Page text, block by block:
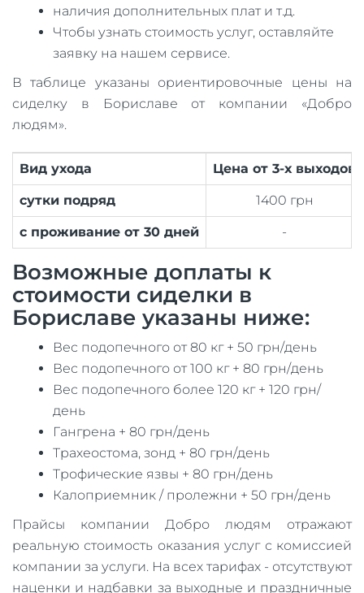
наличия дополнительных плат и т.д.
Чтобы узнать стоимость услуг, оставляйте
заявку на нашем сервисе.
В таблице указаны ориентировочные цены на
сиделку в Бориславе от компании «Добро
людям».
Вид ухода Цена от 3-х выходов
сутки подряд 1400 грн
с проживание от 30 дней -
Возможные доплаты к
стоимости сиделки в
Бориславе указаны ниже:
Вес подопечного от 80 кг + 50 грн/день
Вес подопечного от 100 кг + 80 грн/день
Вес подопечного более 120 кг + 120 грн/
день
Гангрена + 80 грн/день
Трахеостома, зонд + 80 грн/день
Трофические язвы + 80 грн/день
Калоприемник / пролежни + 50 грн/день
Прайсы компании Добро людям отражают
реальную стоимость оказания услуг с комиссией
компании за услуги. На всех тарифах - отсутствуют
наценки и надбавки за выходные и праздничные